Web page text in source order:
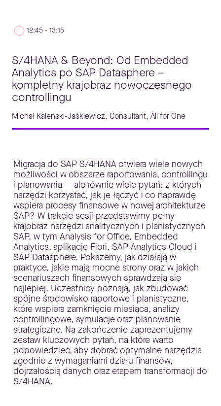
12:45 - 13:15
S/4HANA & Beyond: Od Embedded
Analytics po SAP Datasphere –
kompletny krajobraz nowoczesnego
controllingu
Michał Kaleński-Jaśkiewicz, Consultant, All for One
Migracja do SAP S/4HANA otwiera wiele nowych
możliwości w obszarze raportowania, controllingu
i planowania — ale równie wiele pytań: z których
narzędzi korzystać, jak je łączyć i co naprawdę
wspiera procesy finansowe w nowej architekturze
SAP? W trakcie sesji przedstawimy pełny
krajobraz narzędzi analitycznych i planistycznych
SAP, w tym Analysis for Office, Embedded
Analytics, aplikacje Fiori, SAP Analytics Cloud i
SAP Datasphere. Pokażemy, jak działają w
praktyce, jakie mają mocne strony oraz w jakich
scenariuszach finansowych sprawdzają się
najlepiej. Uczestnicy poznają, jak zbudować
spójne środowisko raportowe i planistyczne,
które wspiera zamknięcie miesiąca, analizy
controllingowe, symulacje oraz planowanie
strategiczne. Na zakończenie zaprezentujemy
zestaw kluczowych pytań, na które warto
odpowiedzieć, aby dobrać optymalne narzędzia
zgodnie z wymaganiami działu finansów,
dojrzałością danych oraz etapem transformacji do
S/4HANA.